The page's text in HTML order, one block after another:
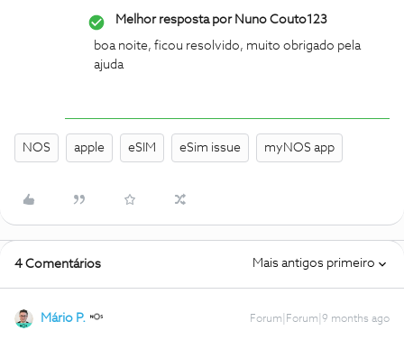
Melhor resposta porNuno Couto123
boa noite, ficou resolvido, muito obrigado pela
ajuda
NOS apple eSIM eSim issue myNOS app
4 Comentários Mais antigos primeiro
Mário P. Forum|Forum|9 months ago